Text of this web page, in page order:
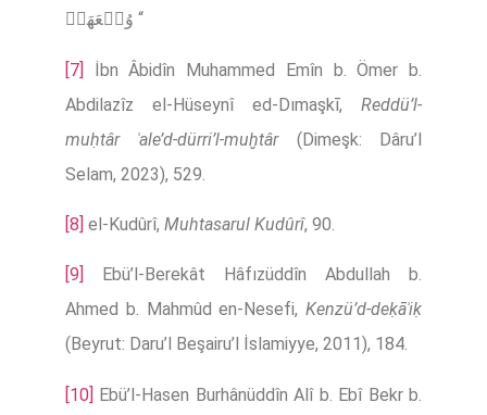
وُسۡعَهَاۚ “
[7]
İbn Âbidîn Muhammed Emîn b. Ömer b.
Abdilazîz el-Hüseynî ed-Dımaşkī, Reddü’l-
muḥtâr ʿale’d-dürri’l-muḫtâr(Dimeşk: Dâru’l
Selam, 2023), 529.
[8] el-Kudûrî, Muhtasarul Kudûrî, 90.
[9]
Ebü’l-Berekât Hâfızüddîn Abdullah b.
Ahmed b. Mahmûd en-Nesefi, Kenzü’d-deḳāʾiḳ
(Beyrut: Daru’l Beşairu’l İslamiyye, 2011), 184.
[10] Ebü’l-Hasen Burhânüddîn Alî b. Ebî Bekr b.